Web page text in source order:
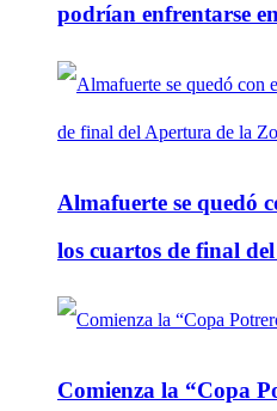
podrían enfrentarse
Almafuerte se quedó
los cuartos de final
Comienza la “Copa